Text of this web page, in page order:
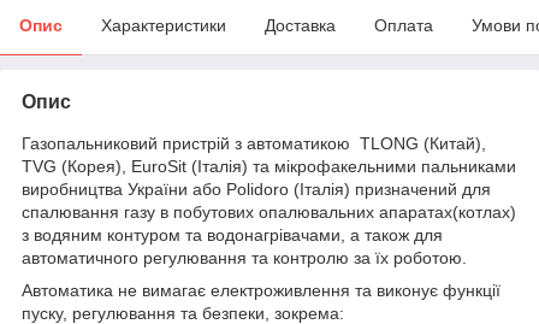
Опис Характеристики Доставка Оплата Умови
Опис
Газопальниковий пристрій з автоматикою TLONG (Китай),
TVG (Корея), EuroSit (Італія) та мікрофакельними пальниками
виробництва України або Polidoro (Італія) призначений для
спалювання газу в побутових опалювальних апаратах(котлах)
з водяним контуром та водонагрівачами, а також для
автоматичного регулювання та контролю за їх роботою.
Автоматика не вимагає електроживлення та виконує функції
пуску, регулювання та безпеки, зокрема: